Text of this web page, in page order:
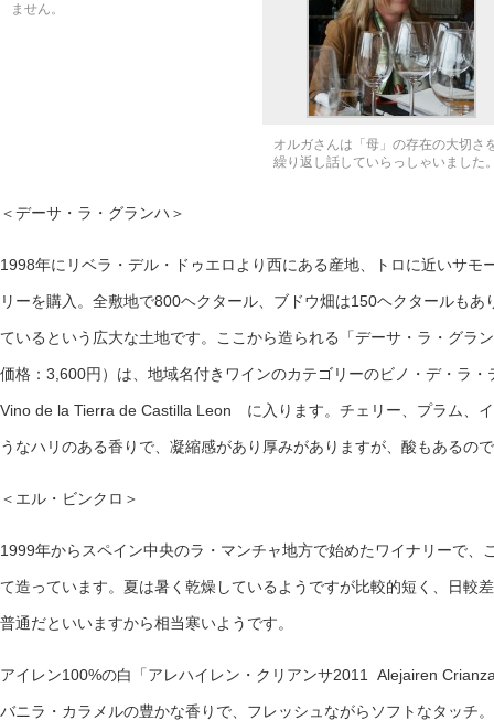
ません。
オルガさんは「母」の存在の大切さ
繰り返し話していらっしゃいました
＜デーサ・ラ・グランハ＞
1998年にリベラ・デル・ドゥエロより西にある産地、トロに近いサモ
リーを購入。全敷地で800ヘクタール、ブドウ畑は150ヘクタールも
ているという広大な土地です。ここから造られる「デーサ・ラ・グ
価格：3,600円）は、地域名付きワインのカテゴリーのビノ・デ・ラ
Vino de la Tierra de Castilla Leon に入ります。チェリー、プラム、
うなハリのある香りで、凝縮感があり厚みがありますが、酸もあるの
＜エル・ビンクロ＞
1999年からスペイン中央のラ・マンチャ地方で始めたワイナリーで、
て造っています。夏は暑く乾燥しているようですが比較的短く、日較
普通だといいますから相当寒いようです。
アイレン100%の白「アレハイレン・クリアンサ2011 Alejairen
バニラ・カラメルの豊かな香りで、フレッシュながらソフトなタッチ